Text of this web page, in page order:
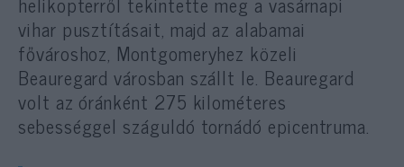
vihar pusztításait, majd az alabamai
fővároshoz, Montgomeryhez közeli
Beauregard városban szállt le. Beauregard
volt az óránként 275 kilométeres
sebességgel száguldó tornádó epicentruma.